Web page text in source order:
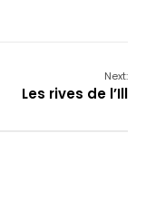
Next:
Les rives de l’Ill